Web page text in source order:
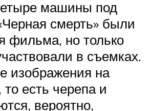
машины под
смерть» были
фильма, но только
в съемках.
изображения на
есть черепа и
вероятно,